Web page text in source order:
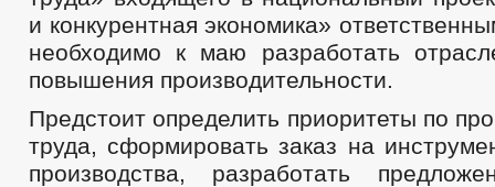
и конкурентная экономика»
необходимо к маю разработать
повышения производительности.
Предстоит определить приоритеты по
труда, сформировать заказ на
производства, разработать